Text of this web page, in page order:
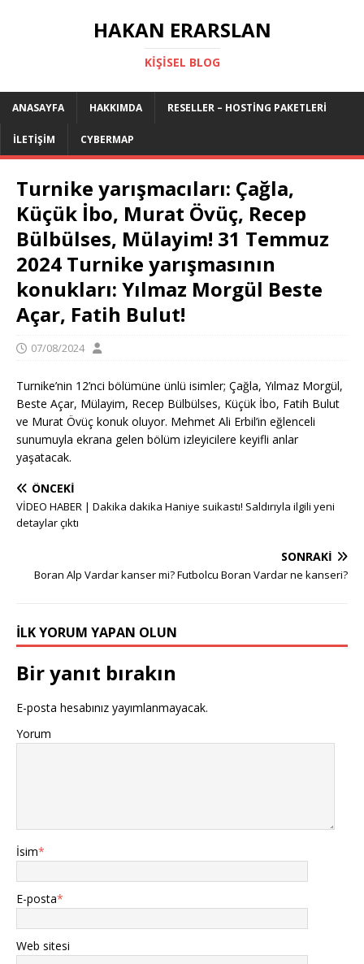
HAKAN ERARSLAN
KIŞISEL BLOG
ANASAYFA HAKKIMDA RESELLER – HOSTING PAKETLERI
İLETIŞIM CYBERMAP
Turnike yarışmacıları: Çağla,
Küçük İbo, Murat Övüç, Recep
Bülbülses, Mülayim! 31 Temmuz
2024 Turnike yarışmasının
konukları: Yılmaz Morgül Beste
Açar, Fatih Bulut!
07/08/2024
Turnike’nin 12’nci bölümüne ünlü isimler; Çağla, Yılmaz Morgül,
Beste Açar, Mülayim, Recep Bülbülses, Küçük İbo, Fatih Bulut
ve Murat Övüç konuk oluyor. Mehmet Ali Erbil’in eğlenceli
sunumuyla ekrana gelen bölüm izleyicilere keyifli anlar
yaşatacak.
ÖNCEKI
VİDEO HABER | Dakika dakika Haniye suikastı! Saldırıyla ilgili yeni
detaylar çıktı
SONRAKI
Boran Alp Vardar kanser mi? Futbolcu Boran Vardar ne kanseri?
İLK YORUM YAPAN OLUN
Bir yanıt bırakın
E-posta hesabınız yayımlanmayacak.
Yorum
İsim*
E-posta*
Web sitesi